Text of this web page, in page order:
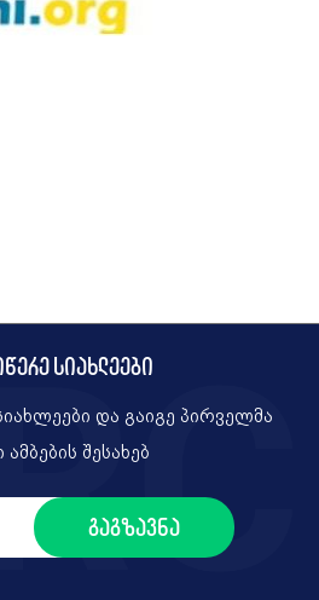
სიახლეები
და გაიგე პირველმა
შესახებ